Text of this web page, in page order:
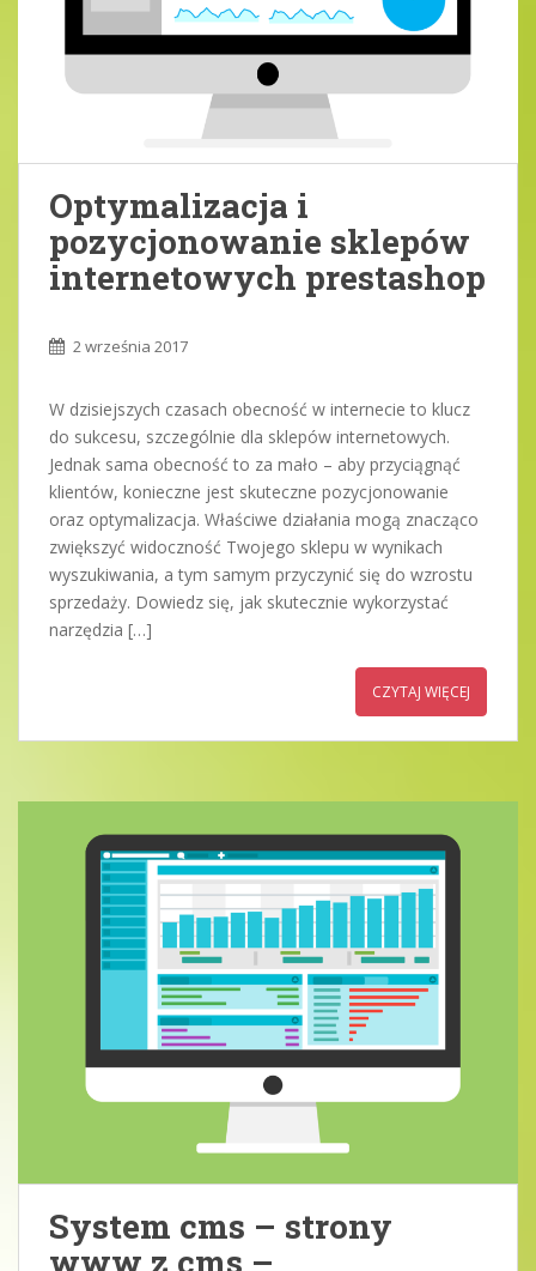
Optymalizacja i
pozycjonowanie sklepów
internetowych prestashop
2 września 2017
W dzisiejszych czasach obecność w internecie to klucz
do sukcesu, szczególnie dla sklepów internetowych.
Jednak sama obecność to za mało – aby przyciągnąć
klientów, konieczne jest skuteczne pozycjonowanie
oraz optymalizacja. Właściwe działania mogą znacząco
zwiększyć widoczność Twojego sklepu w wynikach
wyszukiwania, a tym samym przyczynić się do wzrostu
sprzedaży. Dowiedz się, jak skutecznie wykorzystać
narzędzia […]
CZYTAJ WIĘCEJ
System cms – strony